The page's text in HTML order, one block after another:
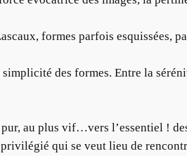
formes parfois esquissées,
des formes. Entre la
pur, au plus vif…vers l’essentiel !
qui se veut lieu de